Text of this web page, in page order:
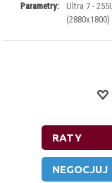
Parametry:
Ultra 7 -